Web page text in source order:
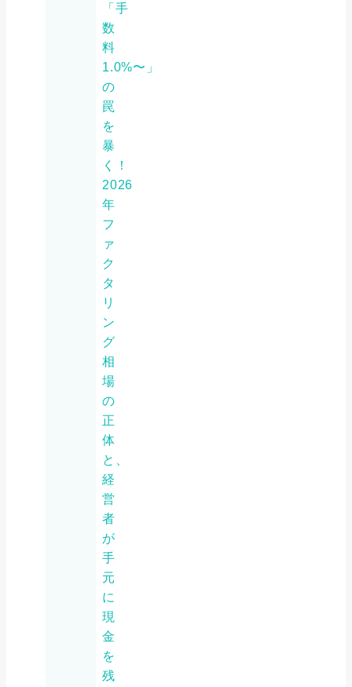
「手
数
料
1.0%〜」
の
罠
を
暴
く！
2026
年
フ
ァ
ク
タ
リ
ン
グ
相
場
の
正
体
と、
経
営
者
が
手
元
に
現
金
を
残